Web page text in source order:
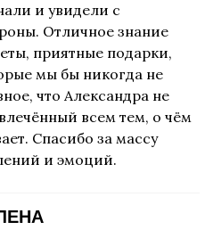
и увидели с
Отличное знание
приятные подарки,
мы бы никогда не
что Александра не
всем тем, о чём
Спасибо за массу
и эмоций.